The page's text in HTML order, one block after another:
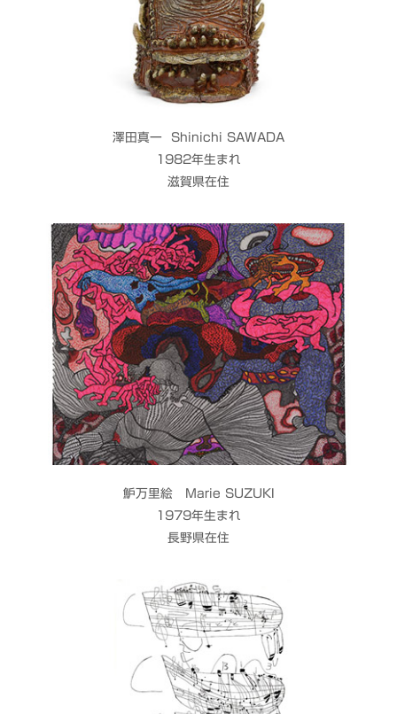
澤田真一 Shinichi SAWADA
1982年生まれ
滋賀県在住
魲万里絵 Marie SUZUKI
1979年生まれ
長野県在住